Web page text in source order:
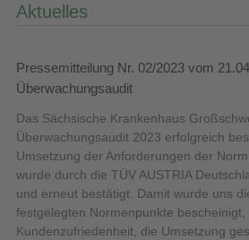
Aktuelles
Pressemitteilung Nr. 02/2023 vom
Überwachungsaudit
Das Sächsische Krankenhaus
Überwachungsaudit 2023 erfolgreich
Umsetzung der Anforderungen der
wurde durch die TÜV AUSTRIA
und erneut bestätigt. Damit wurde uns
festgelegten Normenpunkte bescheinigt,
Kundenzufriedenheit, die Umsetzung